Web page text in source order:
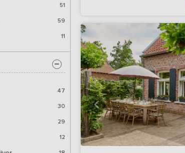
51
59
11
47
30
29
12